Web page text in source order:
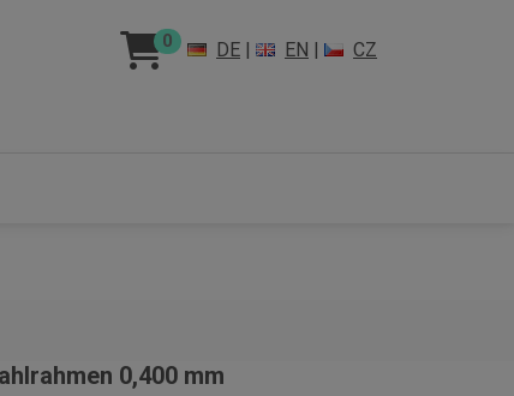
0 DE | EN | CZ
0,400 mm